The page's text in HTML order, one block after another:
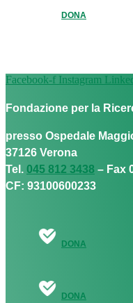
DONA
Facebook-f Instagram
Fondazione per la
presso Ospedale
37126 Verona
Tel. 045 812 3438 – Fax
CF: 93100600233
DONA
DONA